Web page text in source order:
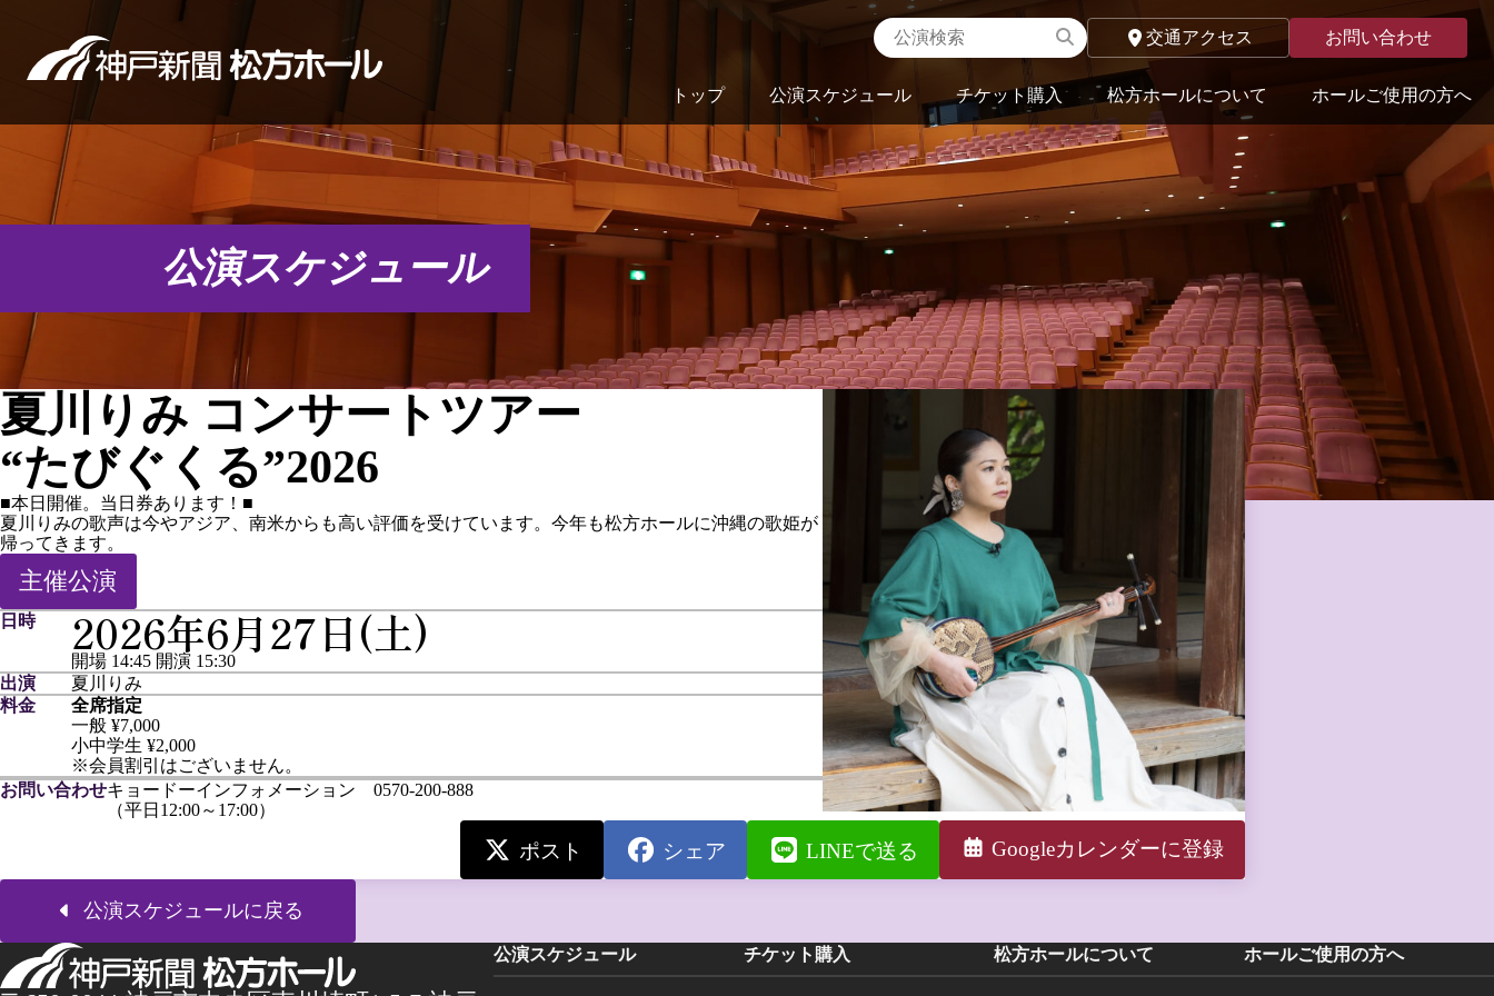
交通アクセス お問い合わせ
トップ 公演スケジュール チケット購入 松方ホールについて ホールご使用の方へ
公演スケジュール
夏川りみ コンサートツアー
“たびぐくる”2026
■本日開催。当日券あります！■
夏川りみの歌声は今やアジア、南米からも高い評価を受けています。今年も松方ホールに沖縄の歌姫が
帰ってきます。
主催公演
日時 2026年6月27日(土)
開場 14:45 開演 15:30
出演
夏川りみ
料金
全席指定
一般 ¥7,000
小中学生 ¥2,000
※会員割引はございません。
お問い合わせキョードーインフォメーション 0570-200-888
（平日12:00～17:00）
ポスト シェア LINEで送る Googleカレンダーに登録
公演スケジュールに戻る
公演スケジュール チケット購入 松方ホールについて ホールご使用の方へ